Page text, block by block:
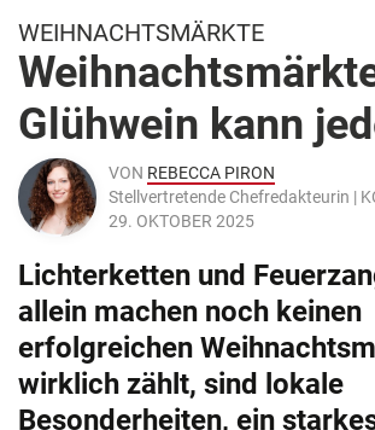
WEIHNACHTSMÄRKTE
Glühwein kann
VON REBECCA PIRON
Stellvertretende Chefredakteurin |
29. OKTOBER 2025
Lichterketten und
allein machen noch keinen
erfolgreichen
wirklich zählt, sind lokale
Besonderheiten, ein